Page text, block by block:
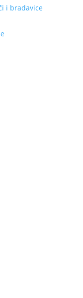
i bradavice